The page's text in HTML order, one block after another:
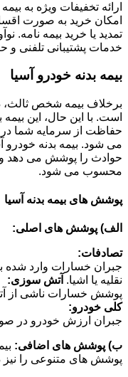
ارائه تخفیفات ویژه به
امکان خرید به صورت
تمدید یا خرید بیمه
خدمات پشتیبانی تلفنی
بیمه بدنه خودرو آسیا
برخلاف بیمه شخص ثالث،
است. با این حال، این
حفاظت از سرمایه شما
می شود. بیمه بدنه
حوادث را پوشش می دهد و
محسوب می شود.
پوشش های بیمه بدنه آسیا
الف) پوشش های اصلی:
تصادفات:
جبران خسارات وارد شده
نقلیه یا اشیا. آتش سوزی:
پوشش خسارات ناشی از
کلی خودرو:
جبران ارزش خودرو در
ب) پوشش های اضافی:
پوشش های متنوعی را نیز